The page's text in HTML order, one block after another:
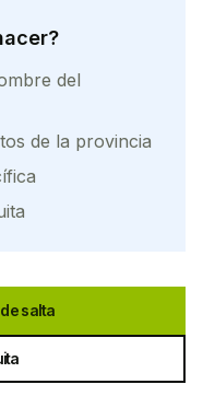
del
de la provincia
salta